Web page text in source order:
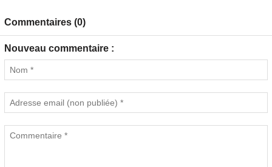
Commentaires (0)
Nouveau commentaire :